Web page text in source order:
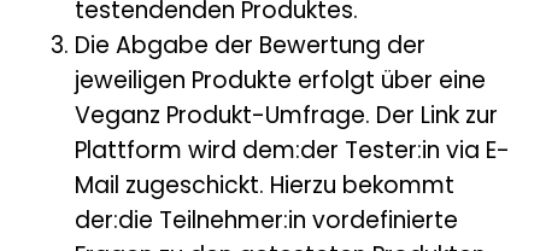
testendenden Produktes.
Die Abgabe der Bewertung der
jeweiligen Produkte erfolgt über eine
Veganz Produkt-Umfrage. Der Link zur
Plattform wird dem:der Tester:in via E-
Mail zugeschickt. Hierzu bekommt
der:die Teilnehmer:in vordefinierte